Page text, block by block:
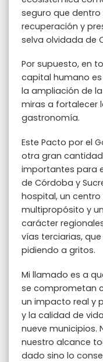
seguro que dentro
recuperación y
selva olvidada de
Por supuesto, en
capital humano
la ampliación de
miras a fortalecer
gastronomía.
Este Pacto por el
otra gran
importantes para
de Córdoba y
hospital, un
multipropósito y
carácter
vías terciarias,
pidiendo a gritos.
Mi llamado es a
se comprometan
un impacto real y
y la calidad de
nueve municipios.
nuestro alcance
dado sino lo